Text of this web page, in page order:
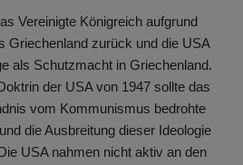
Vereinigte Königreich aufgrund
Griechenland zurück und die USA
als Schutzmacht in Griechenland.
der USA von 1947 sollte das
vom Kommunismus bedrohte
die Ausbreitung dieser Ideologie
USA nahmen nicht aktiv an den